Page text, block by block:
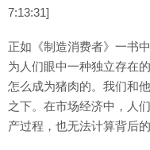
7:13:31]
正如《制造消费者》一书
为人们眼中一种独立存在
怎么成为猪肉的。我们和
之下。在市场经济中，人
产过程，也无法计算背后